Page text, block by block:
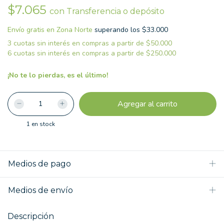
$7.065 con Transferencia o depósito
Envío gratis
superando los
¡No te lo pierdas, es el último!
1 en stock
Medios de pago
Medios de envío
Descripción